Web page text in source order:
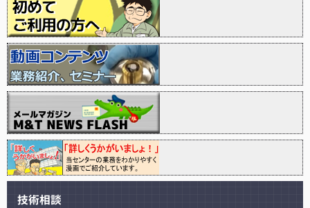
技術相談